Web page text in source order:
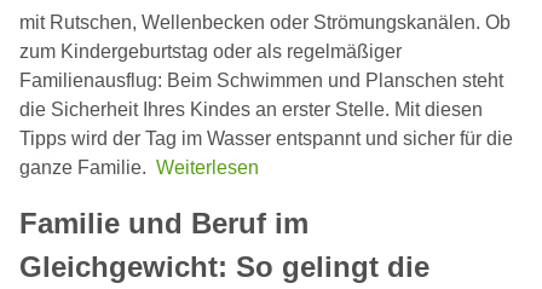
mit Rutschen, Wellenbecken oder Strömungskanälen. Ob
zum Kindergeburtstag oder als regelmäßiger
Familienausflug: Beim Schwimmen und Planschen steht
die Sicherheit Ihres Kindes an erster Stelle. Mit diesen
Tipps wird der Tag im Wasser entspannt und sicher für die
ganze Familie. Weiterlesen
Familie und Beruf im
Gleichgewicht: So gelingt die